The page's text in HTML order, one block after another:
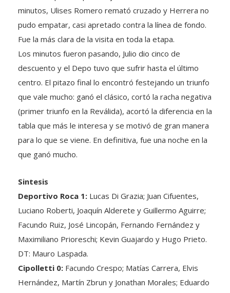
pudo empatar, casi apretado contra la línea de fondo.
Fue la más clara de la visita en toda la etapa.
Los minutos fueron pasando, Julio dio cinco de
descuento y el Depo tuvo que sufrir hasta el último
centro. El pitazo final lo encontró festejando un triunfo
que vale mucho: ganó el clásico, cortó la racha negativa
(primer triunfo en la Reválida), acortó la diferencia en la
tabla que más le interesa y se motivó de gran manera
para lo que se viene. En definitiva, fue una noche en la
que ganó mucho.
Deportivo Roca 1:
Luciano Roberti, Joaquín Alderete y Guillermo Aguirre;
Facundo Ruiz, José Lincopán, Fernando Fernández y
Maximiliano Prioreschi; Kevin Guajardo y Hugo Prieto.
DT: Mauro Laspada.
Cipolletti 0:Facundo Crespo; Matías Carrera, Elvis
Hernández, Martín Zbrun y Jonathan Morales; Eduardo
Scasserra, Gabriel Chironi, Juan Strak y Pablo Vergara;